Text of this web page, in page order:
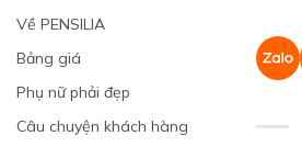
Về PENSILIA
Bảng giá
Phụ nữ phải đẹp
Câu chuyện khách hàng